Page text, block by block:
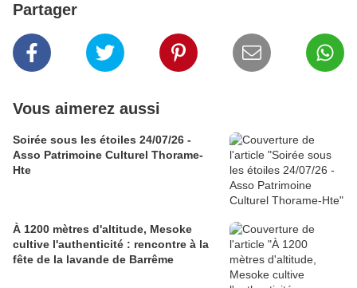
Partager
Vous aimerez aussi
Soirée sous les étoiles 24/07/26 -
Asso Patrimoine Culturel Thorame-
Hte
À 1200 mètres d'altitude, Mesoke
cultive l'authenticité : rencontre à la
fête de la lavande de Barrême